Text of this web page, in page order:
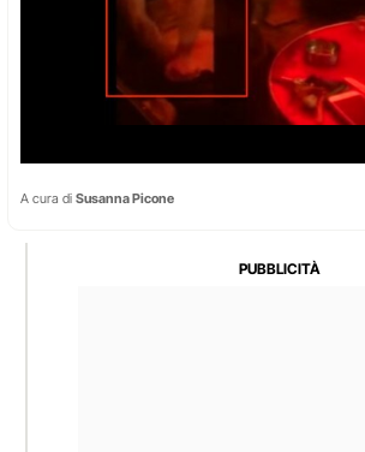
A cura di Susanna Picone